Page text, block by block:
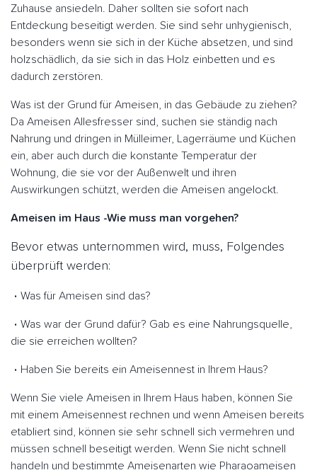
Zuhause ansiedeln. Daher sollten sie sofort nach
Entdeckung beseitigt werden. Sie sind sehr unhygienisch,
besonders wenn sie sich in der Küche absetzen, und sind
holzschädlich, da sie sich in das Holz einbetten und es
dadurch zerstören.
Was ist der Grund für Ameisen, in das Gebäude zu ziehen?
Da Ameisen Allesfresser sind, suchen sie ständig nach
Nahrung und dringen in Mülleimer, Lagerräume und Küchen
ein, aber auch durch die konstante Temperatur der
Wohnung, die sie vor der Außenwelt und ihren
Auswirkungen schützt, werden die Ameisen angelockt.
Ameisen im Haus -Wie muss man vorgehen?
Bevor etwas unternommen wird, muss, Folgendes
überprüft werden:
Was für Ameisen sind das?
Was war der Grund dafür? Gab es eine Nahrungsquelle,
die sie erreichen wollten?
Haben Sie bereits ein Ameisennest in Ihrem Haus?
Wenn Sie viele Ameisen in Ihrem Haus haben, können Sie
mit einem Ameisennest rechnen und wenn Ameisen bereits
etabliert sind, können sie sehr schnell sich vermehren und
müssen schnell beseitigt werden. Wenn Sie nicht schnell
handeln und bestimmte Ameisenarten wie Pharaoameisen